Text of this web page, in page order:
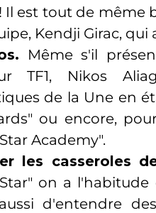
Il est tout de
Kendji Girac, qui
Même s'il
TF1, Nikos
de la Une en
ou encore,
Academy".
les casseroles
on a
d'entendre